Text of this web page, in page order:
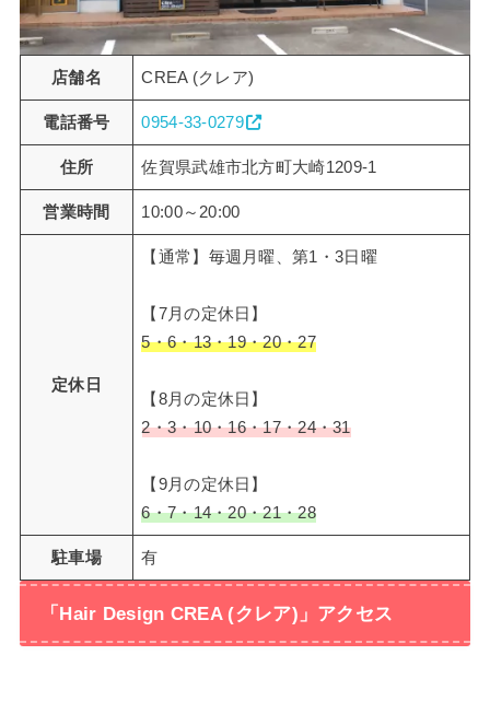
店舗名 CREA (クレア)
電話番号 0954-33-0279
住所 佐賀県武雄市北方町大崎1209-1
営業時間 10:00～20:00
定休日
【通常】毎週月曜、第1・3日曜
【7月の定休日】
5・6・13・19・20・27
【8月の定休日】
2・3・10・16・17・24・31
【9月の定休日】
6・7・14・20・21・28
駐車場 有
「Hair Design CREA (クレア)」アクセス